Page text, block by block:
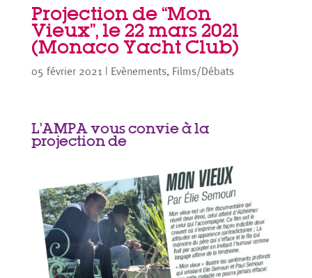
Projection de “Mon
Vieux”, le 22 mars 2021
(Monaco Yacht Club)
05 février 2021 | Evènements, Films/Débats
L’AMPA vous convie à la
projection de